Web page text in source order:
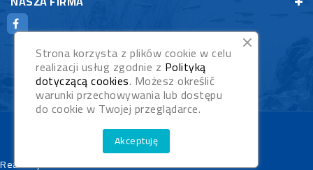
© 2026 - Rybypyszczaki.pl
Realizacja:WebStudioNet
Strona korzysta z plików cookie w celu
realizacji usług zgodnie z Polityką
dotyczącą cookies. Możesz określić
warunki przechowywania lub dostępu
do cookie w Twojej przeglądarce.
Akceptuję